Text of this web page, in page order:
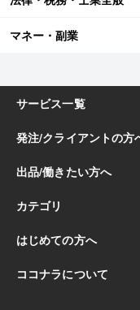
マネー・副業